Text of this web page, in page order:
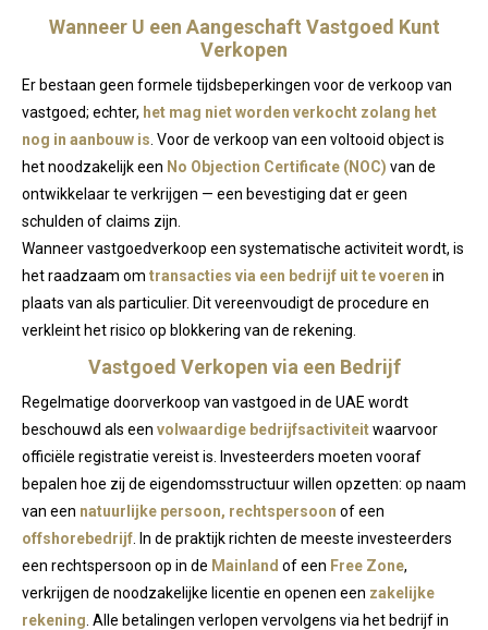
Wanneer U een Aangeschaft Vastgoed Kunt
Verkopen
Er bestaan geen formele tijdsbeperkingen voor de verkoop van
vastgoed; echter, het mag niet worden verkocht zolang het
nog in aanbouw is . Voor de verkoop van een voltooid object is
het noodzakelijk een No Objection Certificate (NOC) van de
ontwikkelaar te verkrijgen — een bevestiging dat er geen
schulden of claims zijn.
Wanneer vastgoedverkoop een systematische activiteit wordt, is
het raadzaam om transacties via een bedrijf uit te voeren in
plaats van als particulier. Dit vereenvoudigt de procedure en
verkleint het risico op blokkering van de rekening.
Vastgoed Verkopen via een Bedrijf
Regelmatige doorverkoop van vastgoed in de UAE wordt
beschouwd als een volwaardige bedrijfsactiviteitwaarvoor
officiële registratie vereist is. Investeerders moeten vooraf
bepalen hoe zij de eigendomsstructuur willen opzetten: op naam
van een natuurlijke persoon, rechtspersoon of een
offshorebedrijf . In de praktijk richten de meeste investeerders
een rechtspersoon op in de Mainland of een Free Zone,
verkrijgen de noodzakelijke licentie en openen een zakelijke
rekening . Alle betalingen verlopen vervolgens via het bedrijf in